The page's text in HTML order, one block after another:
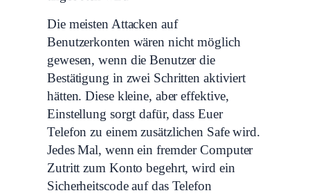
Die meisten Attacken auf
Benutzerkonten wären nicht möglich
gewesen, wenn die Benutzer die
Bestätigung in zwei Schritten aktiviert
hätten. Diese kleine, aber effektive,
Einstellung sorgt dafür, dass Euer
Telefon zu einem zusätzlichen Safe wird.
Jedes Mal, wenn ein fremder Computer
Zutritt zum Konto begehrt, wird ein
Sicherheitscode auf das Telefon